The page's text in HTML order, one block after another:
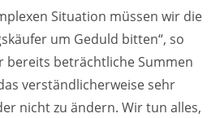
Situation müssen wir die
um Geduld bitten“, so
bereits beträchtliche Summen
verständlicherweise sehr
nicht zu ändern. Wir tun alles,